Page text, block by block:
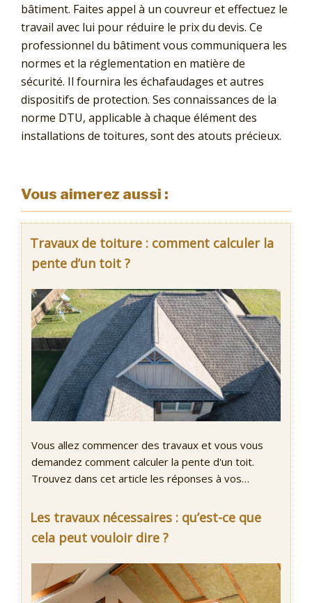
bâtiment. Faites appel à un couvreur et effectuez le
travail avec lui pour réduire le prix du devis. Ce
professionnel du bâtiment vous communiquera les
normes et la réglementation en matière de
sécurité. Il fournira les échafaudages et autres
dispositifs de protection. Ses connaissances de la
norme DTU, applicable à chaque élément des
installations de toitures, sont des atouts précieux.
Vous aimerez aussi :
Travaux de toiture : comment calculer la
pente d’un toit ?
Vous allez commencer des travaux et vous vous
demandez comment calculer la pente d'un toit.
Trouvez dans cet article les réponses à vos…
Les travaux nécessaires : qu’est-ce que
cela peut vouloir dire ?